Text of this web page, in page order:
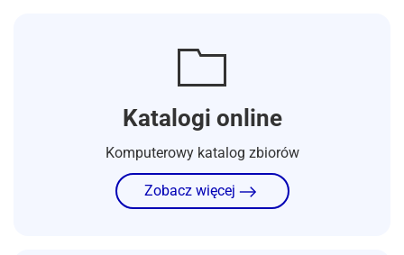
Katalogi online
Komputerowy katalog zbiorów
Zobacz więcej